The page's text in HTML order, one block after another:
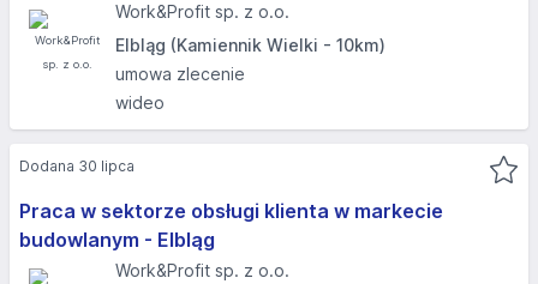
Work&Profit sp. z o.o.
Elbląg (Kamiennik Wielki - 10km)
umowa zlecenie
wideo
Praca w sektorze obsługi klienta w markecie
budowlanym - Elbląg​
Work&Profit sp. z o.o.
Dodana 30 lipca